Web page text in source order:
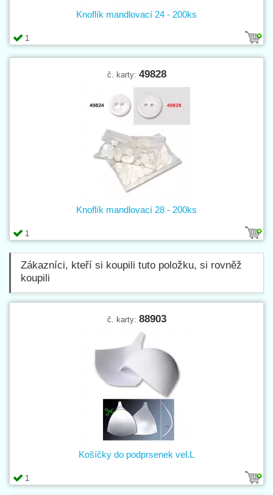
1
Knoflík mandlovací 24 - 200ks
č. karty: 49828
1
Knoflík mandlovací 28 - 200ks
Zákazníci, kteří si koupili tuto položku, si rovněž
koupili
č. karty: 88903
1
Košíčky do podprsenek vel.L